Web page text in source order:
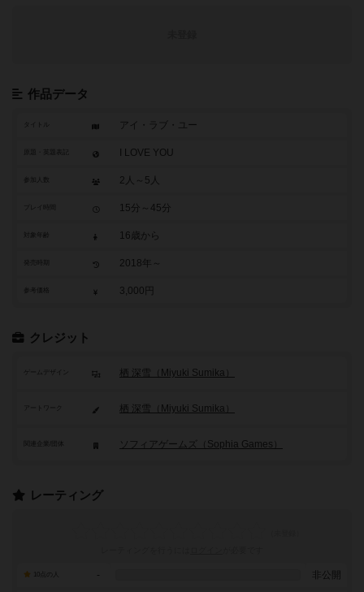
作品データ
タイトル アイ・ラブ・ユー
I LOVE YOU
参加人数 2人～5人
15分～45分
16歳から
2018年～
参考価格 3,000円
クレジット
ゲームデザイン 栖 深雪（Miyuki Sumika）
アートワーク 栖 深雪（Miyuki Sumika）
ソフィアゲームズ（Sophia Games）
レーティング
- 非公開